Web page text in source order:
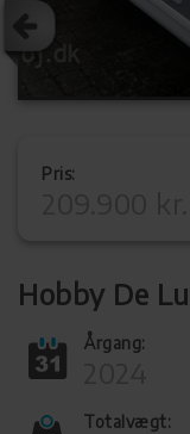
Pris:
Hobby De
Årgang:
Totalvægt: